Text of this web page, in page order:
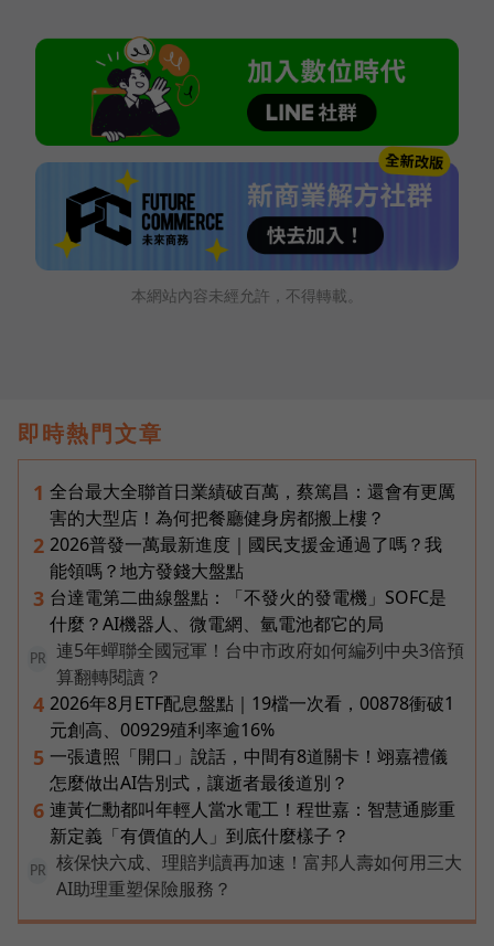
本網站內容未經允許，不得轉載。
即時熱門文章
1 全台最大全聯首日業績破百萬，蔡篤昌：還會有更厲
害的大型店！為何把餐廳健身房都搬上樓？
2 2026普發一萬最新進度｜國民支援金通過了嗎？我
能領嗎？地方發錢大盤點
3 台達電第二曲線盤點：「不發火的發電機」SOFC是
什麼？AI機器人、微電網、氫電池都它的局
PR
連5年蟬聯全國冠軍！台中市政府如何編列中央3倍預
算翻轉閱讀？
4 2026年8月ETF配息盤點｜19檔一次看，00878衝破1
元創高、00929殖利率逾16%
5 一張遺照「開口」說話，中間有8道關卡！翊嘉禮儀
怎麼做出AI告別式，讓逝者最後道別？
6 連黃仁勳都叫年輕人當水電工！程世嘉：智慧通膨重
新定義「有價值的人」到底什麼樣子？
PR
核保快六成、理賠判讀再加速！富邦人壽如何用三大
AI助理重塑保險服務？